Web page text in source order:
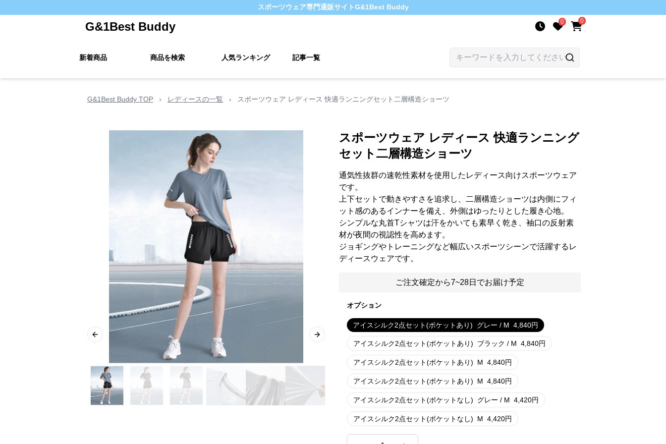
スポーツウェア専門通販サイトG&1Best Buddy
G&1Best Buddy 0 0
新着商品 商品を検索 人気ランキング 記事一覧
G&1Best Buddy TOP › レディースの一覧 › スポーツウェア レディース 快適ランニングセット二層構造ショーツ
Previous slide Next slide
スポーツウェア レディース 快適ランニング
セット二層構造ショーツ
通気性抜群の速乾性素材を使用したレディース向けスポーツウェア
です。
上下セットで動きやすさを追求し、二層構造ショーツは内側にフィ
ット感のあるインナーを備え、外側はゆったりとした履き心地。
シンプルな丸首Tシャツは汗をかいても素早く乾き、袖口の反射素
材が夜間の視認性を高めます。
ジョギングやトレーニングなど幅広いスポーツシーンで活躍するレ
ディースウェアです。
ご注文確定から7~28日でお届け予定
オプション
アイスシルク2点セット(ポケットあり) グレー / M 4,840円
アイスシルク2点セット(ポケットあり) ブラック / M 4,840円
アイスシルク2点セット(ポケットあり) M 4,840円
アイスシルク2点セット(ポケットあり) M 4,840円
アイスシルク2点セット(ポケットなし) グレー / M 4,420円
アイスシルク2点セット(ポケットなし) M 4,420円